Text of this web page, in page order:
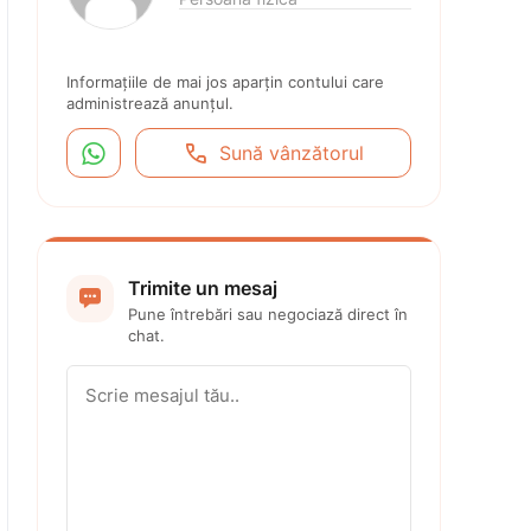
Informațiile de mai jos aparțin contului care
administrează anunțul.
  Sună vânzătorul
 Trimite un mesaj
Pune întrebări sau negociază direct în
chat.